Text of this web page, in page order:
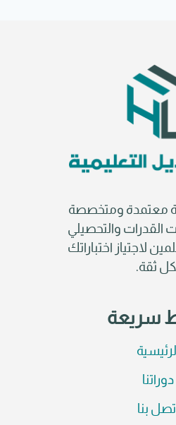
معتمدة ومتخصصة
القدرات والتحصيلي
لاجتياز اختباراتك
ثقة.
سريعة
الرئيسية
دوراتنا
اتصل بنا